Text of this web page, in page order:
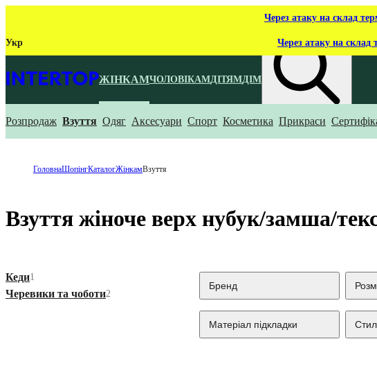
Через атаку на склад
Укр Через атаку на склад
ЖІНКАМЧОЛОВІКАМДІТЯМДІМ
Що ти шукаєш?
Розпродаж Взуття Одяг Аксесуари Спорт Косметика Прикраси
ГоловнаШопінгКаталогЖінкамВзуття
Взуття жіноче верх нубук/замша/
Кеди1
Черевики та чоботи2
Бренд
Матеріал підкладки